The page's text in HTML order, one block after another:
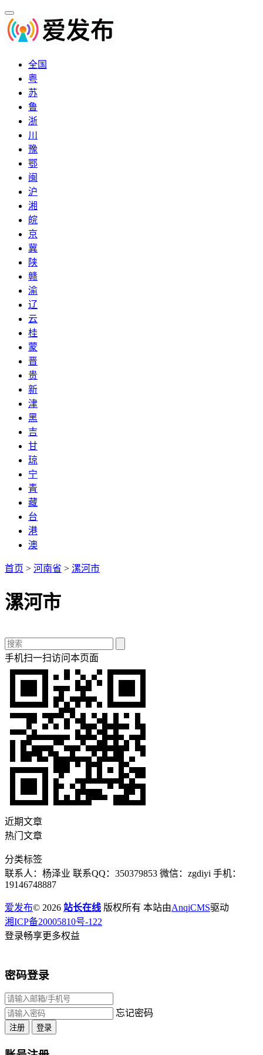
全国
粤
苏
鲁
浙
川
豫
鄂
闽
沪
湘
皖
京
冀
陕
赣
渝
辽
云
桂
蒙
晋
贵
新
津
黑
吉
甘
琼
宁
青
藏
台
港
澳
首页 > 河南省 > 漯河市
漯河市
手机扫一扫访问本页面
近期文章
热门文章
分类标签
联系人：杨泽业 联系QQ：350379853 微信：zgdiyi 手机：
19146748887
爱发布© 2026 站长在线 版权所有 本站由AnqiCMS驱动
湘ICP备20005810号-122
登录畅享更多权益
密码登录
忘记密码
注册 登录